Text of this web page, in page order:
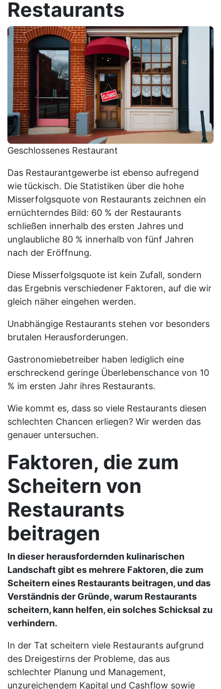
Restaurants
Geschlossenes Restaurant
Das Restaurantgewerbe ist ebenso aufregend
wie tückisch. Die Statistiken über die hohe
Misserfolgsquote von Restaurants zeichnen ein
ernüchterndes Bild: 60 % der Restaurants
schließen innerhalb des ersten Jahres und
unglaubliche 80 % innerhalb von fünf Jahren
nach der Eröffnung.
Diese Misserfolgsquote ist kein Zufall, sondern
das Ergebnis verschiedener Faktoren, auf die wir
gleich näher eingehen werden.
Unabhängige Restaurants stehen vor besonders
brutalen Herausforderungen.
Gastronomiebetreiber haben lediglich eine
erschreckend geringe Überlebenschance von 10
% im ersten Jahr ihres Restaurants.
Wie kommt es, dass so viele Restaurants diesen
schlechten Chancen erliegen? Wir werden das
genauer untersuchen.
Faktoren, die zum
Scheitern von
Restaurants
beitragen
In dieser herausfordernden kulinarischen
Landschaft gibt es mehrere Faktoren, die zum
Scheitern eines Restaurants beitragen, und das
Verständnis der Gründe, warum Restaurants
scheitern, kann helfen, ein solches Schicksal zu
verhindern.
In der Tat scheitern viele Restaurants aufgrund
des Dreigestirns der Probleme, das aus
schlechter Planung und Management,
unzureichendem Kapital und Cashflow sowie